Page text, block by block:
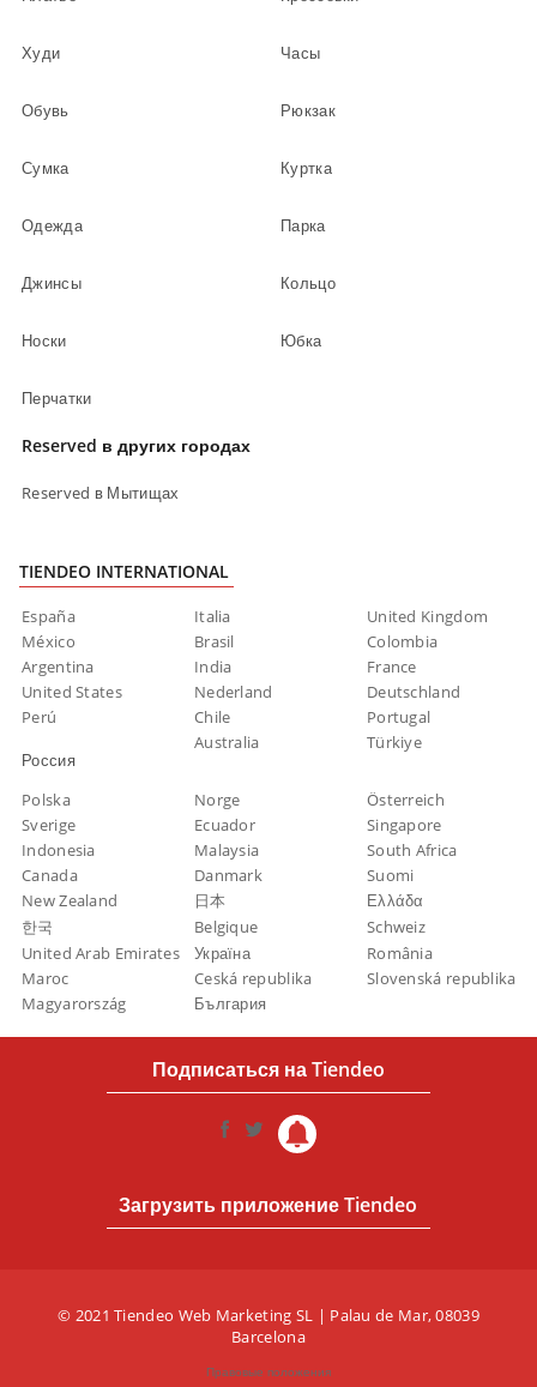
Худи Часы
Обувь Рюкзак
Сумка Куртка
Одежда Парка
Джинсы Кольцо
Носки Юбка
Перчатки
Reserved в других городах
Reserved в Мытищах
TIENDEO INTERNATIONAL
España Italia
United Kingdom
México
Brasil
Colombia
Argentina
India
France
United States
Nederland
Deutschland
Perú
Chile
Portugal
Россия
Australia Türkiye
Polska Norge
Österreich
Sverige
Ecuador
Singapore
Indonesia
Malaysia
South Africa
Canada
Danmark
Suomi
New Zealand
日本
Ελλάδα
한국
Belgique
Schweiz
United Arab Emirates
Україна
România
Maroc
Ceská republika
Slovenská republika
Magyarország
България
Подписаться на Tiendeo
Загрузить приложение Tiendeo
© 2021 Tiendeo Web Marketing SL | Palau de Mar, 08039
Barcelona
Правовые положения